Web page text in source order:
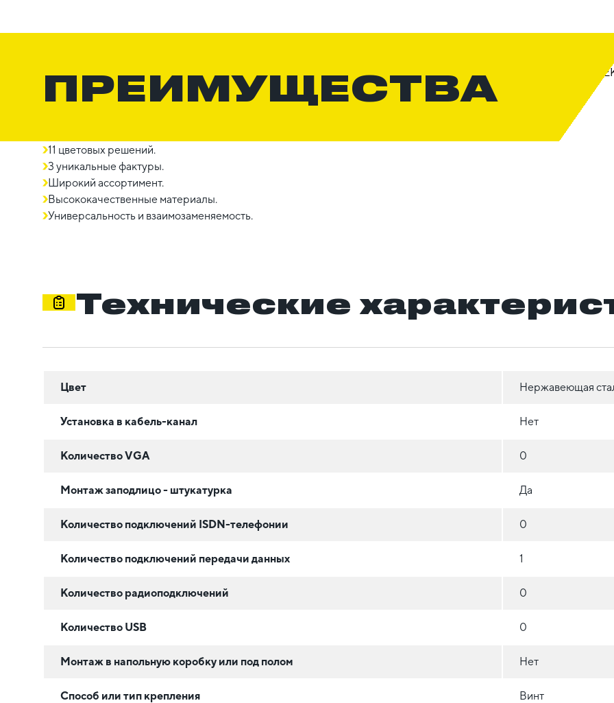
ПРЕИМУЩЕСТВА
11 цветовых решений.
3 уникальные фактуры.
Широкий ассортимент.
Высококачественные материалы.
Универсальность и взаимозаменяемость.
Технические
Цвет Нержавеющая
Установка в кабель-канал Нет
Количество VGA 0
Монтаж заподлицо - штукатурка Да
Количество подключений ISDN-телефонии 0
Количество подключений передачи данных 1
Количество радиоподключений 0
Количество USB 0
Монтаж в напольную коробку или под полом Нет
Способ или тип крепления Винт